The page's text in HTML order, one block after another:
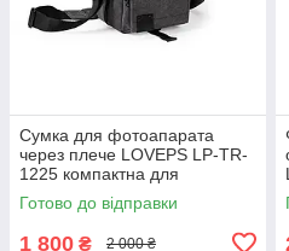
Сумка для фотоапарата
через плече LOVEPS LP-TR-
1225 компактна для
фотокамери з відділеннями
протиударна
Готово до відправки
1 800 ₴ 2 000 ₴